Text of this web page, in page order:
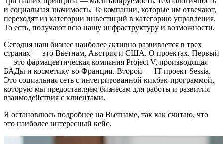
и социальная значимость. Те компании, которые им отвечают,
переходят из категории инвестиций в категорию управления.
То есть, получают всю нашу инфраструктуру и возможности.
Сегодня наш бизнес наиболее активно развивается в трех
странах — это Вьетнам, Австрия и США. О проектах. Первый
— это фармацевтическая компания Project V, производящая
БАДы и косметику во Франции. Второй — IT-проект Sessia.
Это социальная сеть с интегрированной кикбэк-программой,
которую мы предоставляем бизнесам для работы и развития
взаимодействия с клиентами.
Я остановлюсь подробнее на Вьетнаме, так как считаю, что
это наиболее интересный кейс.